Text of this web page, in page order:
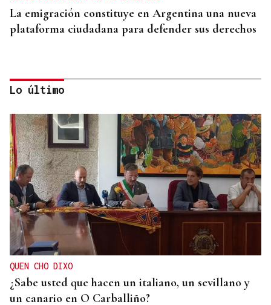
La emigración constituye en Argentina una nueva
plataforma ciudadana para defender sus derechos
GIRA
El Ballet Folklórico Tupa Marka en gira en España
y Francia
Lo último
QUEN CHO DIXO
¿Sabe usted que hacen un italiano, un sevillano y
un canario en O Carballiño?